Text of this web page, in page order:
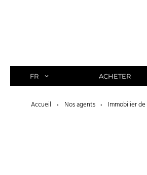
FR ACHETER
Accueil › Nos agents › Immobilier